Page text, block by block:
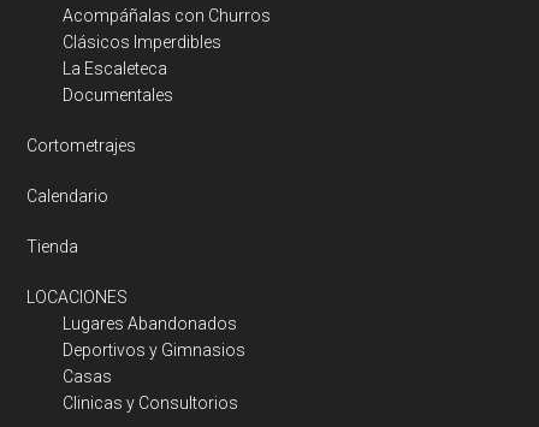
Acompáñalas con Churros
Clásicos Imperdibles
La Escaleteca
Documentales
Cortometrajes
Calendario
Tienda
LOCACIONES
Lugares Abandonados
Deportivos y Gimnasios
Casas
Clinicas y Consultorios